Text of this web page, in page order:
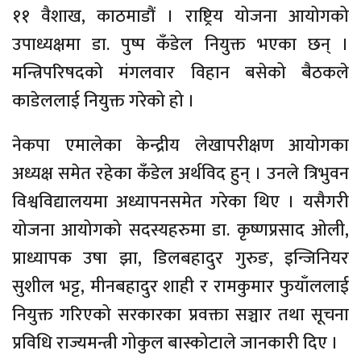
११ वैशाख, काठमाडौं । राष्ट्रिय योजना आयोगको
उपाध्यक्षमा डा. पुष्प कँडेल नियुक्त भएका छन् ।
मन्त्रिपरिषदको मंगलवार विहान बसेको बैठकले
काडेललाई नियुक्त गरेको हो ।
नेकपा एमालेका केन्द्रीय लेखापरीक्षण आयोगका
अध्यक्ष समेत रहेका कँडेल अर्थविद हुन् । उनले त्रिभुवन
विश्वविद्यालयमा अध्यापनसमेत गरेका थिए । यसैगरी
योजना आयोगको सदस्यहरुमा डा. कृष्णप्रसाद ओली,
प्राध्यापक उषा झा, डिलबहादुर गुरुङ, इन्जिनियर
सुशील भट्ट, मीनबहादुर शाही र रामकुमार फुयाँललाई
नियुक्त गरिएको सरकारका प्रवक्ता सञ्चार तथा सूचना
प्रविधि राज्यमन्त्री गोकुल बास्कोटाले जानकारी दिए ।